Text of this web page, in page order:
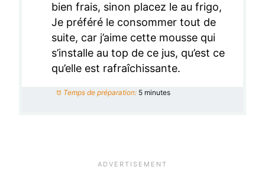
bien frais, sinon placez le au frigo,
Je préféré le consommer tout de
suite, car j’aime cette mousse qui
s’installe au top de ce jus, qu’est ce
qu’elle est rafraîchissante.
Temps de préparation: 5 minutes